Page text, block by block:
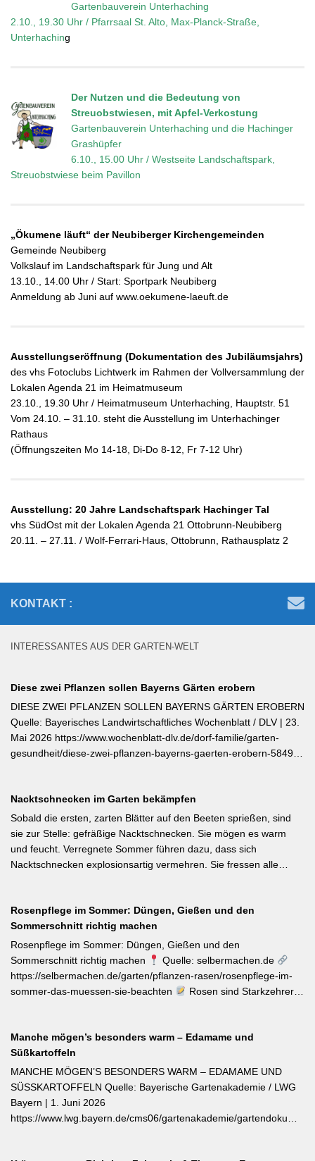
Gartenbauverein Unterhaching
2.10., 19.30 Uhr / Pfarrsaal St. Alto, Max-Planck-Straße,
Unterhaching
Der Nutzen und die Bedeutung von
Streuobstwiesen, mit Apfel-Verkostung
Gartenbauverein Unterhaching und die Hachinger
Grashüpfer
6.10., 15.00 Uhr / Westseite Landschaftspark,
Streuobstwiese beim Pavillon
„Ökumene läuft“ der Neubiberger Kirchengemeinden
Gemeinde Neubiberg
Volkslauf im Landschaftspark für Jung und Alt
13.10., 14.00 Uhr / Start: Sportpark Neubiberg
Anmeldung ab Juni auf www.oekumene-laeuft.de
Ausstellungseröffnung (Dokumentation des Jubiläumsjahrs)
des vhs Fotoclubs Lichtwerk im Rahmen der Vollversammlung der
Lokalen Agenda 21 im Heimatmuseum
23.10., 19.30 Uhr / Heimatmuseum Unterhaching, Hauptstr. 51
Vom 24.10. – 31.10. steht die Ausstellung im Unterhachinger
Rathaus
(Öffnungszeiten Mo 14-18, Di-Do 8-12, Fr 7-12 Uhr)
Ausstellung: 20 Jahre Landschaftspark Hachinger Tal
vhs SüdOst mit der Lokalen Agenda 21 Ottobrunn-Neubiberg
20.11. – 27.11. / Wolf-Ferrari-Haus, Ottobrunn, Rathausplatz 2
KONTAKT :
INTERESSANTES AUS DER GARTEN-WELT
Diese zwei Pflanzen sollen Bayerns Gärten erobern
DIESE ZWEI PFLANZEN SOLLEN BAYERNS GÄRTEN EROBERN
Quelle: Bayerisches Landwirtschaftliches Wochenblatt / DLV | 23.
Mai 2026 https://www.wochenblatt-dlv.de/dorf-familie/garten-
gesundheit/diese-zwei-pflanzen-bayerns-gaerten-erobern-584991
gemusterten Blüten, die ohne Ausputzen von Frühsommer bis
Herbst reich blüht und sich hervorragend für Balkonkästen und
Ampeln eignet. Die Bayerische Genusspflanze des Jahres 2026
ist die Erdbeere ‚Lilly Waldberry‘, die durch ihr intensiv
waldbeererinnerndes Aroma überzeugt und ab Juni durchgehend
bayerische Gärtnereien erhältlich. Wer auf regional empfohlene
Pflanzen setzen möchte, liegt mit diesen beiden Sorten für Balkon
und Nutzgarten genau richtig.
Nacktschnecken im Garten bekämpfen
Sobald die ersten, zarten Blätter auf den Beeten sprießen, sind
sie zur Stelle: gefräßige Nacktschnecken. Sie mögen es warm
und feucht. Verregnete Sommer führen dazu, dass sich
Nacktschnecken explosionsartig vermehren. Sie fressen alle
hier. Weiterlesen bei MDR-Garten
Rosenpflege im Sommer: Düngen, Gießen und den
Sommerschnitt richtig machen
Rosenpflege im Sommer: Düngen, Gießen und den
Sommerschnitt richtig machen
Quelle: selbermachen.de
https://selbermachen.de/garten/pflanzen-rasen/rosenpflege-im-
sommer-das-muessen-sie-beachten
Rosen sind Starkzehrer –
bis Mitte Juli abgeschlossen sein, damit sich die Pflanzen auf die
Überwinterung vorbereiten können. Der entscheidende Tipp für
öfterblühende Sorten: Verwelkte Blüten mit 2–3 Blattstielpaaren
darunter sofort abschneiden – das regt neue Knospen an und
verlängert die Blütezeit erheblich. [Thema-Tag: #Rosenpflege
#Pflanzenpflege #Gehölze]
Manche mögen’s besonders warm – Edamame und
Süßkartoffeln
MANCHE MÖGEN’S BESONDERS WARM – EDAMAME UND
SÜSSKARTOFFELN Quelle: Bayerische Gartenakademie / LWG
Bayern | 1. Juni 2026
https://www.lwg.bayern.de/cms06/gartenakademie/